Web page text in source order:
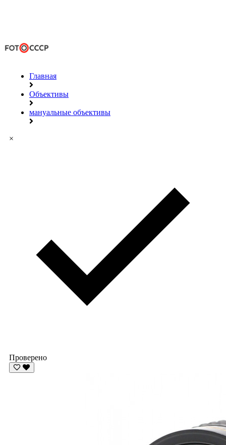
Главная
Объективы
мануальные объективы
×
Проверено